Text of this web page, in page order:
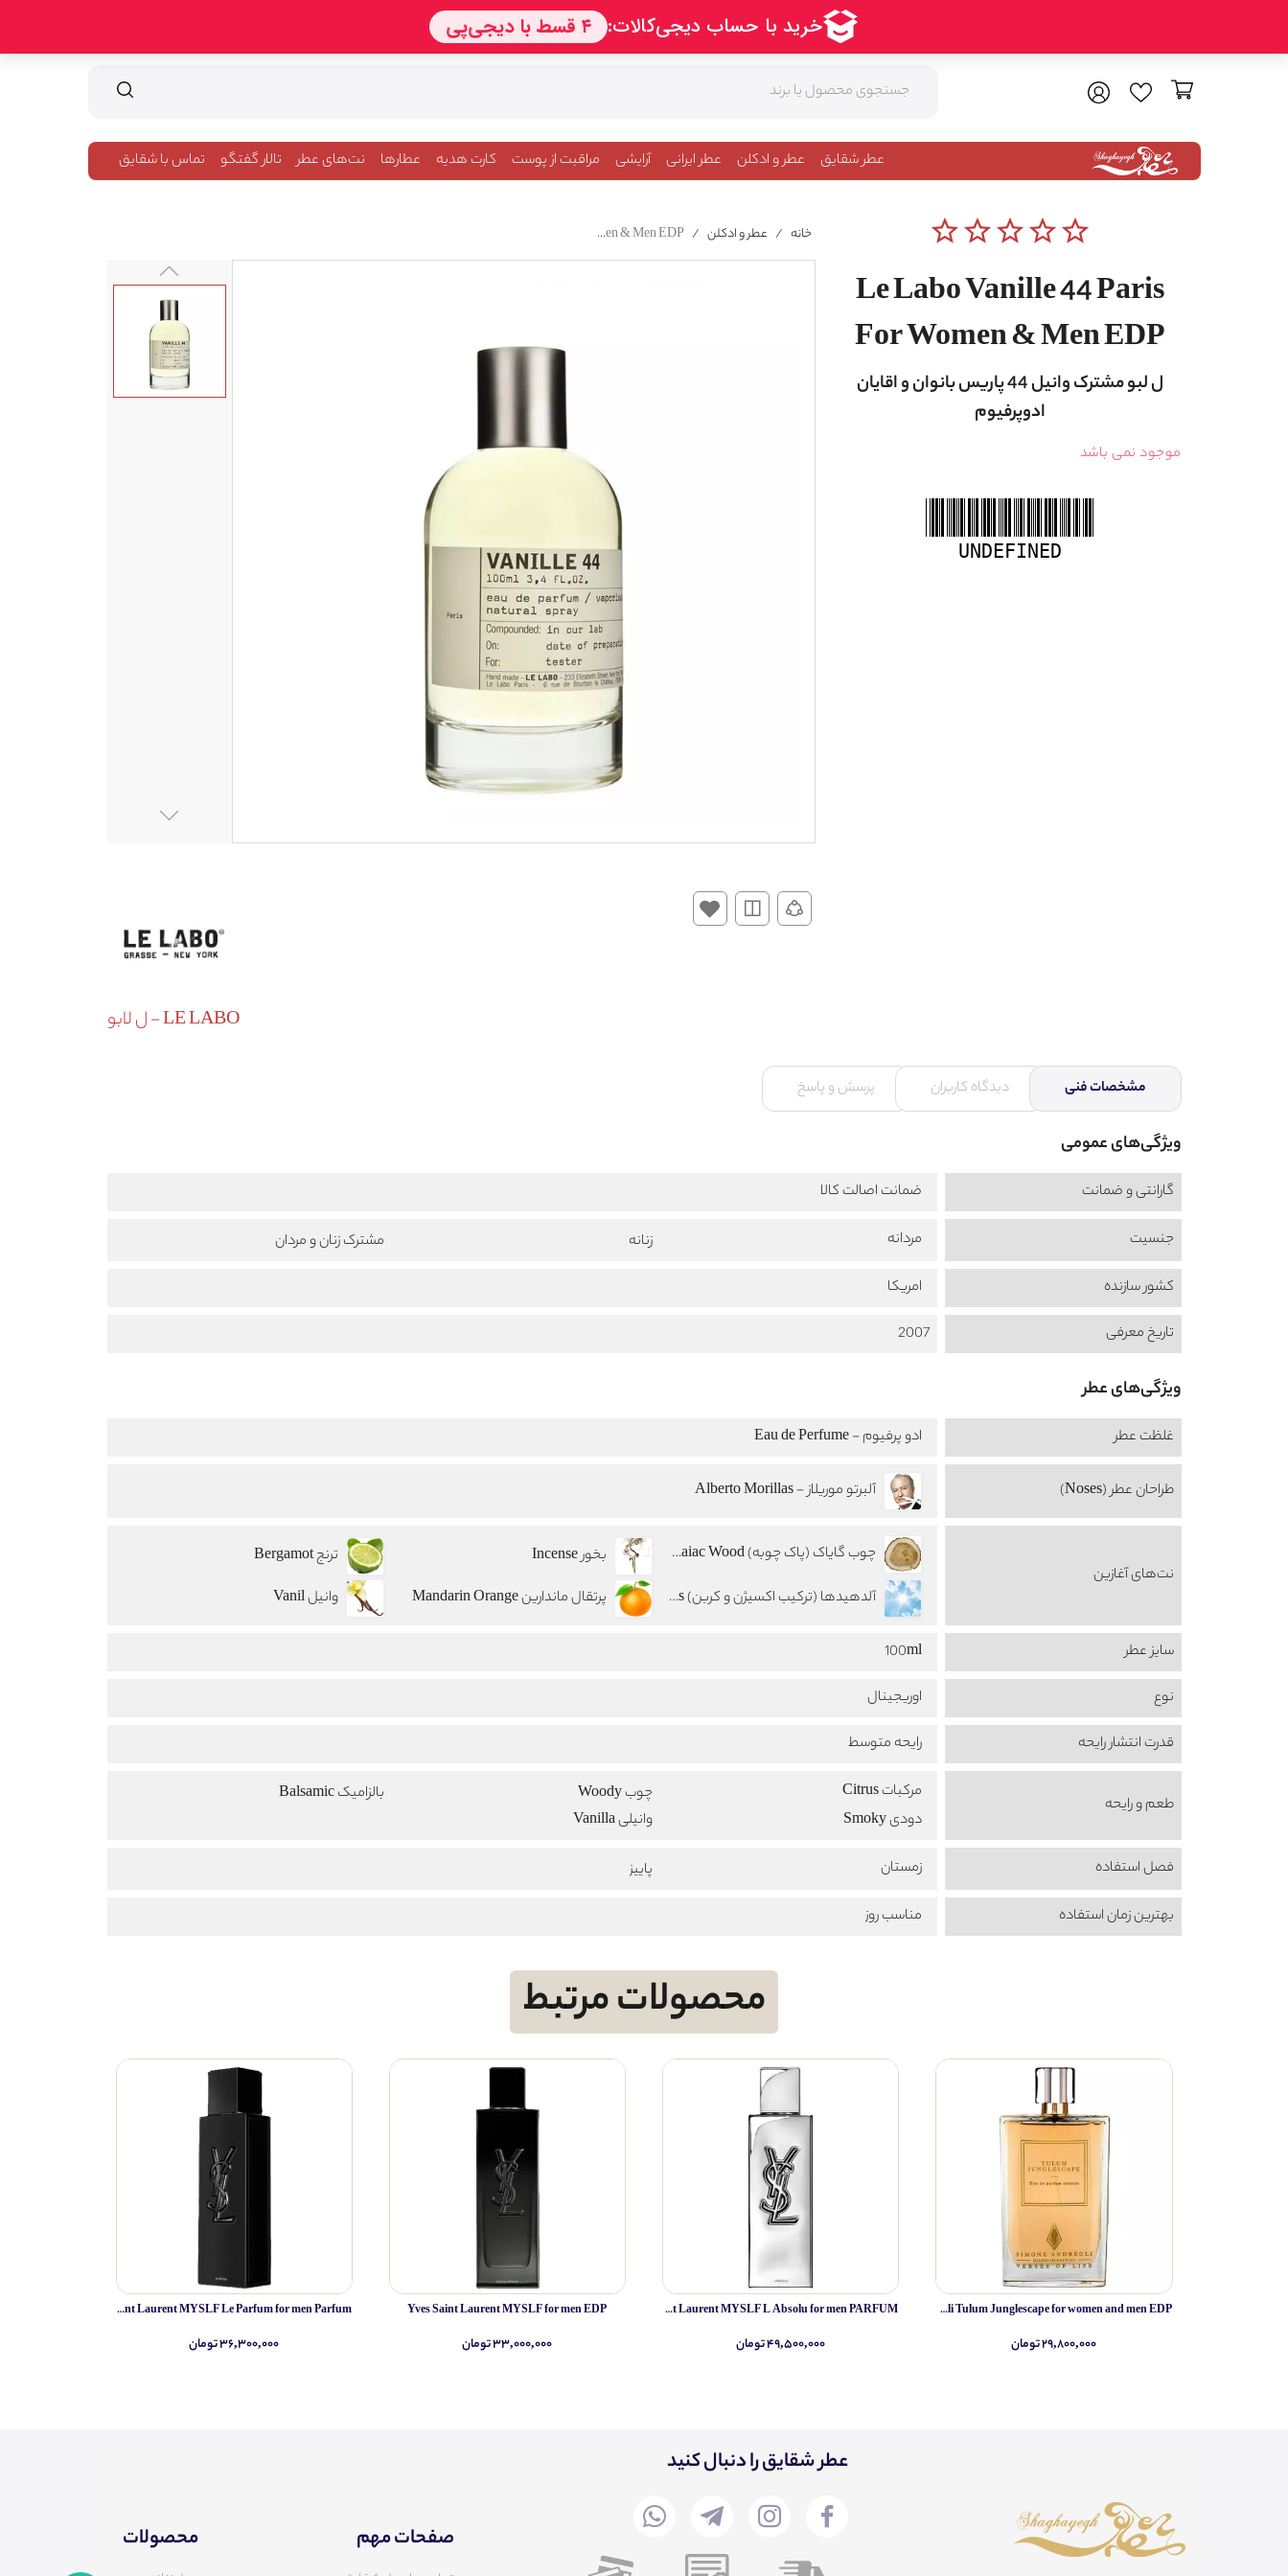
عطر شقایق عطر و ادکلن عطر ایرانی آرایشی مراقبت از پوست کارت هدیه عطارها نت‌های عطر تالار گفتگو تماس با شقایق
star_borderstar_borderstar_borderstar_borderstar_border
Le Labo Vanille 44 Paris
For Women & Men EDP
ل لبو مشترک وانیل 44 پاریس بانوان و اقایان
ادوپرفیوم
موجود نمی باشد
UNDEFINED
خانه / عطر و ادکلن /
Le Labo Vanille 44 Paris For Women & Men EDP
LE LABO - ل لابو
مشخصات فنی دیدگاه کاربران پرسش و پاسخ
ویژگی‌های عمومی
گارانتی و ضمانت ضمانت اصالت کالا
جنسیت مردانه زنانه
مشترک زنان و مردان
کشور سازنده
امریکا
تاریخ معرفی
2007
ویژگی‌های عطر
غلظت عطر ادو پرفیوم - Eau de Perfume
طراحان عطر (Noses) آلبرتو موریلاز - Alberto Morillas
نت‌های آغازین
چوب گایاک (پاک چوبه) Guaiac Wood بخور Incense
ترنج Bergamot
آلدهیدها (ترکیب اکسیژن و کربن) Aldehydes
پرتقال ماندارین Mandarin Orange وانیل Vanil
سایز عطر
100ml
نوع
اوریجینال
قدرت انتشار رایحه
رایحه متوسط
طعم‌ و رایحه
مرکبات Citrus چوب Woody
بالزامیک Balsamic
دودی Smoky
وانیلی Vanilla
فصل استفاده زمستان
پاییز
بهترین زمان استفاده
مناسب روز
محصولات مرتبط
Simone Andreoli Tulum Junglescape for women and men EDP
۲۹,۸۰۰,۰۰۰ تومان
Yves Saint Laurent MYSLF L Absolu for men PARFUM
۴۹,۵۰۰,۰۰۰ تومان
Yves Saint Laurent MYSLF for men EDP
۳۳,۰۰۰,۰۰۰ تومان
Yves Saint Laurent MYSLF Le Parfum for men Parfum
۳۶,۳۰۰,۰۰۰ تومان
عطر شقایق را دنبال کنید
صفحات مهم محصولات